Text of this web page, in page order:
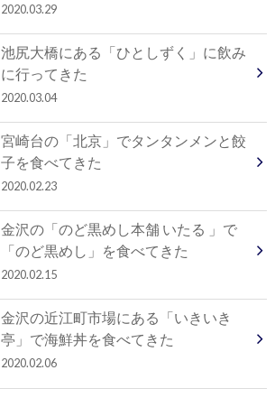
2020.03.29
池尻大橋にある「ひとしずく」に飲み
に行ってきた
2020.03.04
宮崎台の「北京」でタンタンメンと餃
子を食べてきた
2020.02.23
金沢の「のど黒めし本舗 いたる 」で
「のど黒めし」を食べてきた
2020.02.15
金沢の近江町市場にある「いきいき
亭」で海鮮丼を食べてきた
2020.02.06